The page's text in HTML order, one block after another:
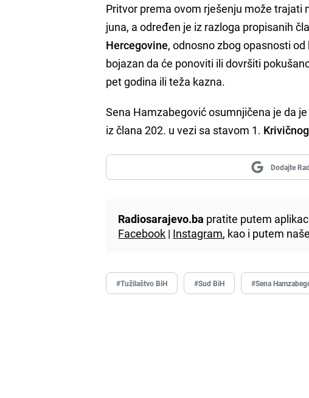
Pritvor prema ovom rješenju može trajati
juna, a određen je iz razloga propisanih
Hercegovine, odnosno zbog opasnosti
bojazan da će ponoviti ili dovršiti
pet godina ili teža kazna.
Sena Hamzabegović osumnjičena je da
iz člana 202. u vezi sa stavom 1.
Dodajte
Radiosarajevo.ba pratite putem
Facebook | Instagram, kao i putem
#Tužilaštvo BiH #Sud BiH #Sena